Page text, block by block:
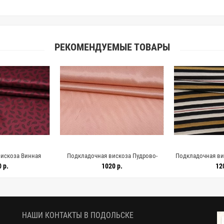
РЕКОМЕНДУЕМЫЕ ТОВАРЫ
Винная
U00 1072642
р.
Подкладочная вискоза Пудрово-
персиковая SF H50/6 U00 1072641
1020 р.
Подкладочная
Чёрно-серая
НАШИ КОНТАКТЫ В ПОДОЛЬСКЕ